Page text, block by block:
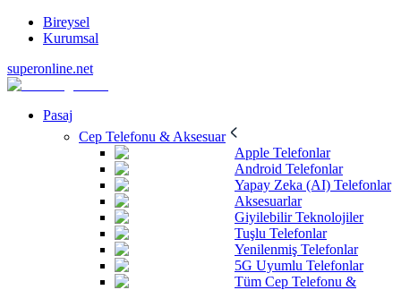
Bireysel
Kurumsal
superonline.net
Pasaj
Cep Telefonu & Aksesuar
Apple Telefonlar
Android Telefonlar
Yapay Zeka (AI) Telefonlar
Aksesuarlar
Giyilebilir Teknolojiler
Tuşlu Telefonlar
Yenilenmiş Telefonlar
5G Uyumlu Telefonlar
Tüm Cep Telefonu &